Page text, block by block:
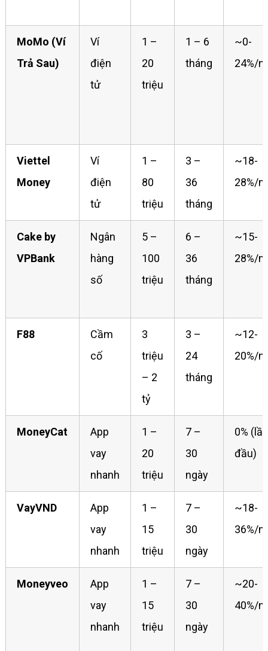
MoMo (Ví
Trả Sau)
Ví
điện
tử
1 –
20
triệu
1 – 6
tháng
~0-
24%/
Viettel
Money
Ví
điện
tử
1 –
80
triệu
3 –
36
tháng
~18-
28%/
Cake by
VPBank
Ngân
hàng
số
5 –
100
triệu
6 –
36
tháng
~15-
28%/
F88
Cầm
cố
3
triệu
– 2
tỷ
3 –
24
tháng
~12-
20%/
MoneyCat
App
vay
nhanh
1 –
20
triệu
7 –
30
ngày
0% (lần
đầu)
VayVND
App
vay
nhanh
1 –
15
triệu
7 –
30
ngày
~18-
36%/
Moneyveo
App
vay
nhanh
1 –
15
triệu
7 –
30
ngày
~20-
40%/